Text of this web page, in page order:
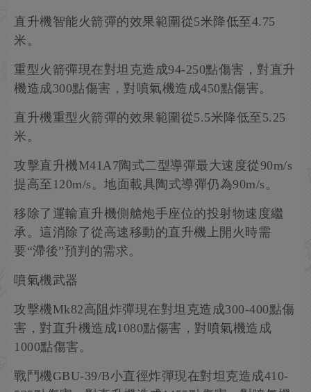
直升機智能火箭彈的效果範圍從5米降低至4.75
米。
重型火箭彈現在對坦克造成94-250點傷害，對直升
機造成300點傷害，對噴氣機造成450點傷害。
直升機重型火箭彈的效果範圍從5.5米降低至5.25
米。
攻擊直升機M41A7陶式二型導彈最大速度從90m/s
提高至120m/s。地面載具陶式導彈仍為90m/s。
移除了運輸直升機側艙炮手座位的投射物速度繼
承。這消除了從高速移動的直升機上開火時需
要“滯後”預判的需求。
噴氣機武器
攻擊機Mk82高阻炸彈現在對坦克造成300-400點傷
害，對直升機造成1080點傷害，對噴氣機造成
1000點傷害。
戰鬥機GBU-39/B小直徑炸彈現在對坦克造成410-